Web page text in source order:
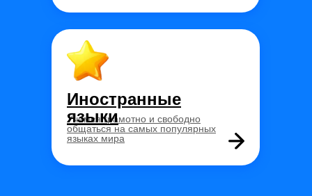
Иностранные
языки
Учимся грамотно и свободно
общаться на самых популярных
языках мира